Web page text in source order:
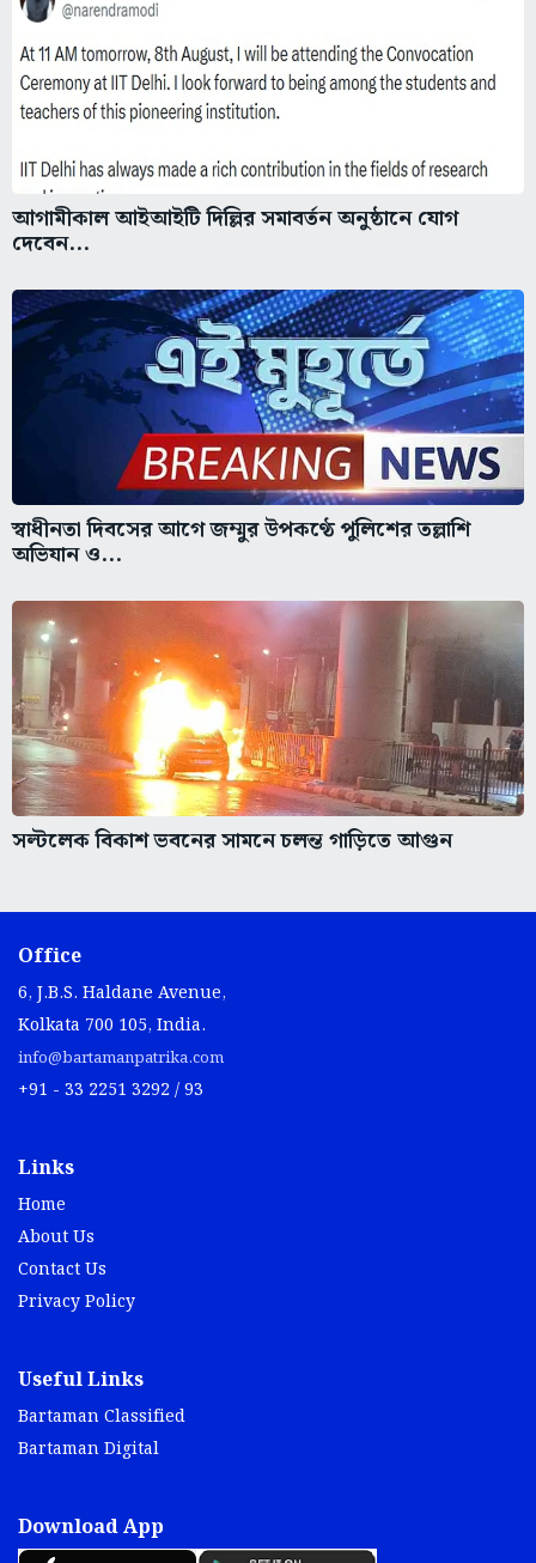
আগামীকাল আইআইটি দিল্লির সমাবর্তন অনুষ্ঠানে যোগ
দেবেন...
স্বাধীনতা দিবসের আগে জম্মুর উপকণ্ঠে পুলিশের তল্লাশি
অভিযান ও...
সল্টলেক বিকাশ ভবনের সামনে চলন্ত গাড়িতে আগুন
Office
6, J.B.S. Haldane Avenue,
Kolkata 700 105, India.
info@bartamanpatrika.com
+91 - 33 2251 3292 / 93
Links
Home
About Us
Contact Us
Privacy Policy
Useful Links
Bartaman Classified
Bartaman Digital
Download App